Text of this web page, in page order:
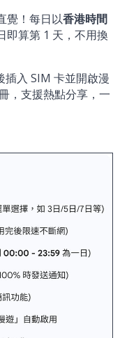
覺！每日以香港時間
即算第 1 天，不用換
插入 SIM 卡並開啟漫
，支援熱點分享，一